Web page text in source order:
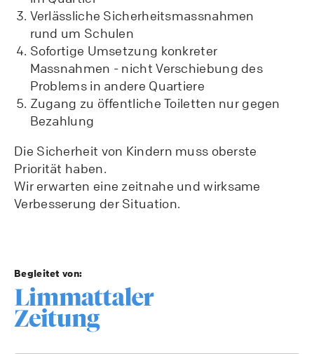
Verlässliche Sicherheitsmassnahmen
rund um Schulen
Sofortige Umsetzung konkreter
Massnahmen - nicht Verschiebung des
Problems in andere Quartiere
Zugang zu öffentliche Toiletten nur gegen
Bezahlung
Die Sicherheit von Kindern muss oberste
Priorität haben.
Wir erwarten eine zeitnahe und wirksame
Verbesserung der Situation.
Begleitet von: